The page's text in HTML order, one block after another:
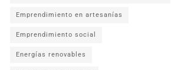
Emprendimiento en artesanías
Emprendimiento social
Energías renovables